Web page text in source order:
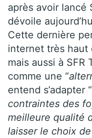
après avoir lancé
dévoile
Cette dernière
internet très haut
mais aussi à SFR
comme une “
entend s’adapter “
contraintes des
meilleure qualité
laisser le choix